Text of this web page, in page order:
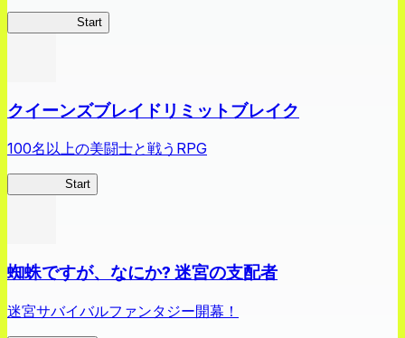
Start
クイーンズブレイドリミットブレイク
100名以上の美闘士と戦うRPG
Start
蜘蛛ですが、なにか? 迷宮の支配者
迷宮サバイバルファンタジー開幕！